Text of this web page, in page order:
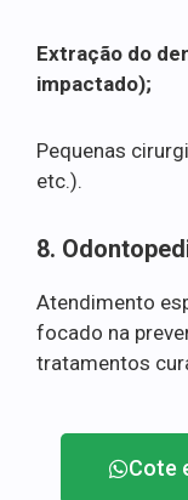
Extração do
impactado);
Pequenas
etc.).
8.
Atendimento
focado na
tratamentos
Cote